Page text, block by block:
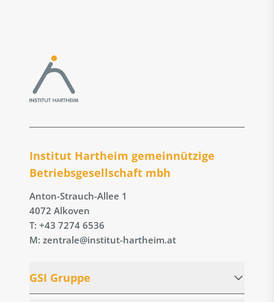
Institut Hartheim gemeinnützige
Betriebs­gesellschaft mbh
Anton-Strauch-Allee 1
4072 Alkoven
T: +43 7274 6536
M: zentrale@institut-hartheim.at
GSI Gruppe